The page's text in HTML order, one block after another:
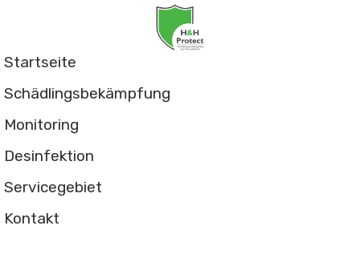
Startseite
Schädlingsbekämpfung
Monitoring
Desinfektion
Servicegebiet
Kontakt